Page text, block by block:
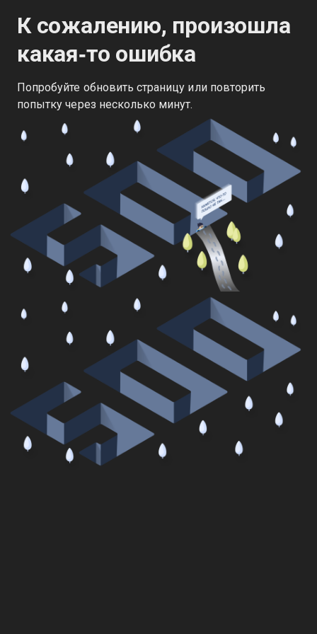
К сожалению, произошла
какая‑то ошибка
Попробуйте обновить страницу или повторить
попытку через несколько минут.